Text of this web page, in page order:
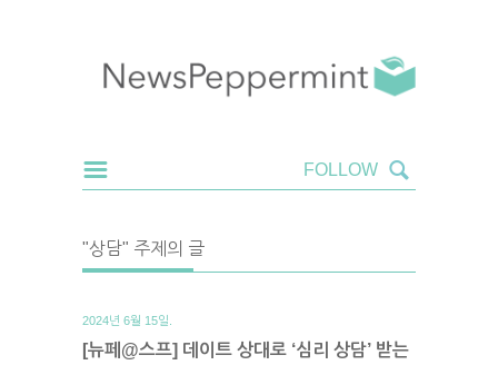
"상담" 주제의 글
2024년 6월 15일.
[뉴페@스프] 데이트 상대로 ‘심리 상담’ 받는